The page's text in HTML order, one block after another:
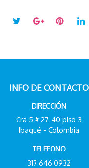
INFO DE CONTACTO
DIRECCIÓN
Cra 5 # 27-40 piso 3
Ibagué - Colombia
TELEFONO
317 646 0932